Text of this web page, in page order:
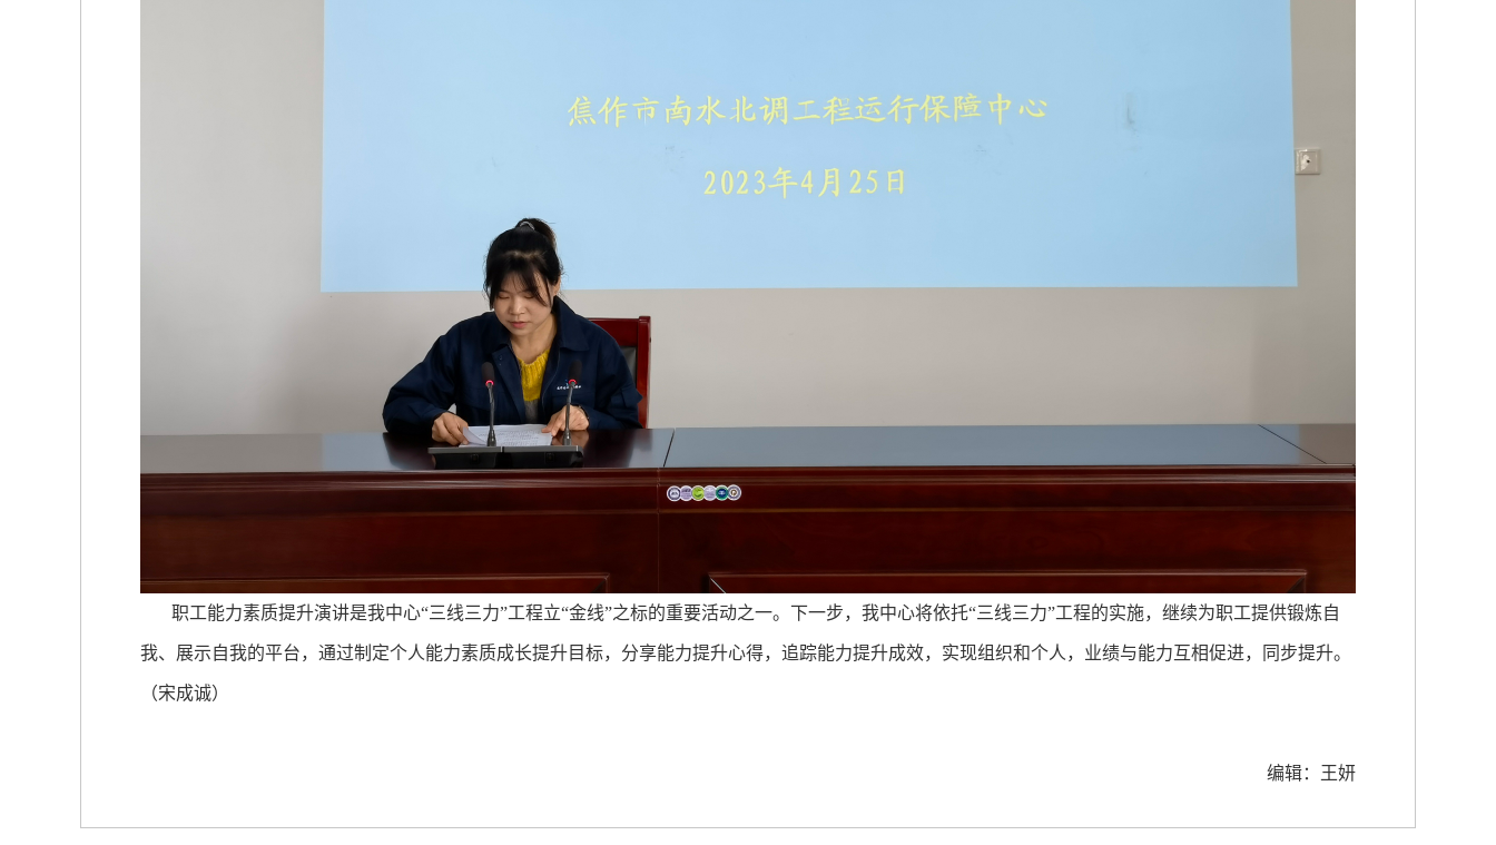
职工能力素质提升演讲是我中心“三线三力”工程立“金线”之标的重要活动之一。下一步，我中心将依托“三线三力”工程的实施，继续为职工提供锻炼自
我、展示自我的平台，通过制定个人能力素质成长提升目标，分享能力提升心得，追踪能力提升成效，实现组织和个人，业绩与能力互相促进，同步提升。
（宋成诚）
编辑：王妍